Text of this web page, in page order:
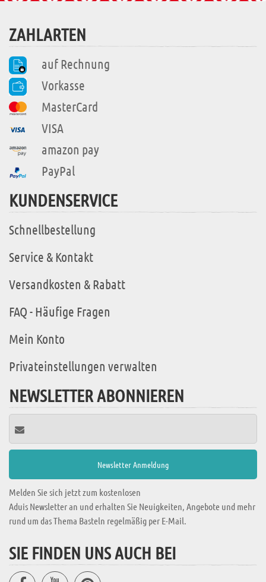
ZAHLARTEN
auf Rechnung
Vorkasse
MasterCard
VISA
amazon pay
PayPal
KUNDENSERVICE
Schnellbestellung
Service & Kontakt
Versandkosten & Rabatt
FAQ - Häufige Fragen
Mein Konto
Privateinstellungen verwalten
NEWSLETTER ABONNIEREN
Melden Sie sich jetzt zum kostenlosen
Aduis Newsletter an und erhalten Sie Neuigkeiten, Angebote und mehr
rund um das Thema Basteln regelmäßig per E-Mail.
SIE FINDEN UNS AUCH BEI